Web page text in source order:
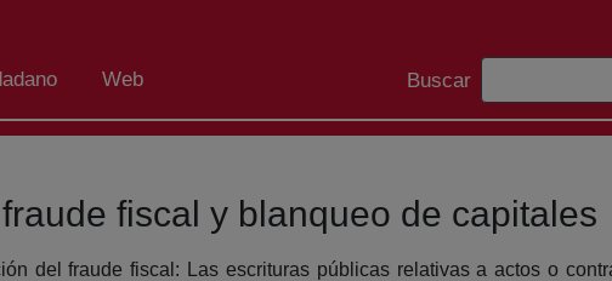
Web
Barra de busca
Buscar
fiscal y blanqueo de capitales
del fraude fiscal: Las escrituras públicas relativas a actos o